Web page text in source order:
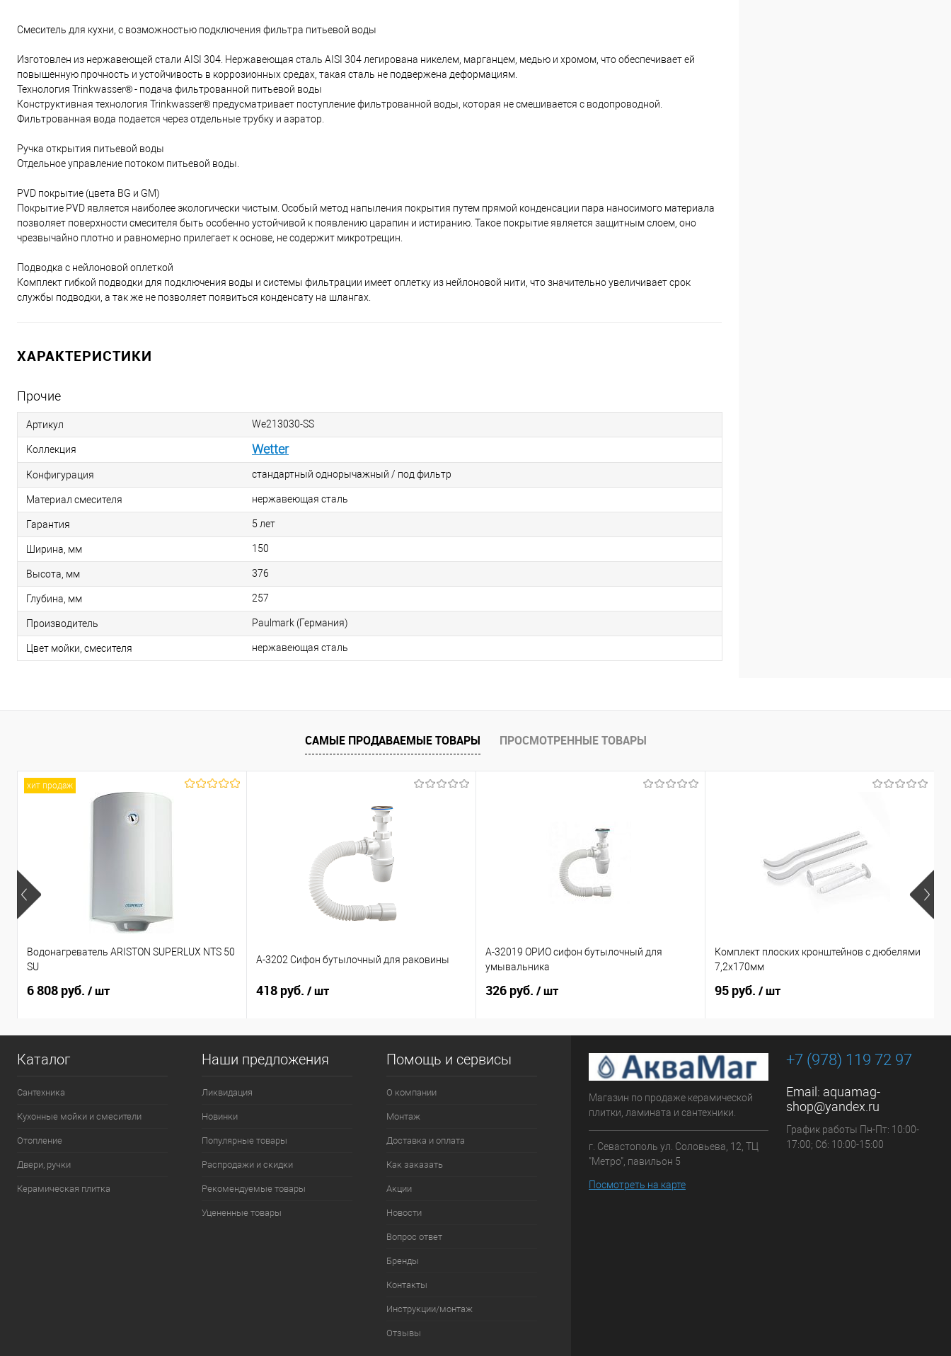
Смеситель для кухни, с возможностью подключения фильтра питьевой воды
Изготовлен из нержавеющей стали AISI 304. Нержавеющая сталь AISI 304 легирована никелем, марганцем, медью и хромом, что обеспечивает ей
повышенную прочность и устойчивость в коррозионных средах, такая сталь не подвержена деформациям.
Технология Trinkwasser® - подача фильтрованной питьевой воды
Конструктивная технология Trinkwasser® предусматривает поступление фильтрованной воды, которая не смешивается с водопроводной.
Фильтрованная вода подается через отдельные трубку и аэратор.
Ручка открытия питьевой воды
Отдельное управление потоком питьевой воды.
PVD покрытие (цвета BG и GM)
Покрытие PVD является наиболее экологически чистым. Особый метод напыления покрытия путем прямой конденсации пара наносимого материала
позволяет поверхности смесителя быть особенно устойчивой к появлению царапин и истиранию. Такое покрытие является защитным слоем, оно
чрезвычайно плотно и равномерно прилегает к основе, не содержит микротрещин.
Подводка с нейлоновой оплеткой
Комплект гибкой подводки для подключения воды и системы фильтрации имеет оплетку из нейлоновой нити, что значительно увеличивает срок
службы подводки, а так же не позволяет появиться конденсату на шлангах.
ХАРАКТЕРИСТИКИ
Прочие
Артикул We213030-SS
Коллекция Wetter
Конфигурация стандартный однорычажный / под фильтр
Материал смесителя нержавеющая сталь
Гарантия 5 лет
Ширина, мм 150
Высота, мм 376
Глубина, мм 257
Производитель Paulmark (Германия)
Цвет мойки, смесителя нержавеющая сталь
САМЫЕ ПРОДАВАЕМЫЕ ТОВАРЫ ПРОСМОТРЕННЫЕ ТОВАРЫ
хит продаж
Водонагреватель ARISTON SUPERLUX NTS 50
SU
6 808 руб. / шт
А-3202 Сифон бутылочный для раковины
418 руб. / шт
А-32019 ОРИО сифон бутылочный для
умывальника
326 руб. / шт
Комплект плоских кронштейнов с дюбелями
7,2х170мм
95 руб. / шт
Каталог
Сантехника
Кухонные мойки и смесители
Отопление
Двери, ручки
Керамическая плитка
Наши предложения
Ликвидация
Новинки
Популярные товары
Распродажи и скидки
Рекомендуемые товары
Уцененные товары
Помощь и сервисы
О компании
Монтаж
Доставка и оплата
Как заказать
Акции
Новости
Вопрос ответ
Бренды
Контакты
Инструкции/монтаж
Отзывы
Магазин по продаже керамической
плитки, ламината и сантехники.
г. Севастополь ул. Соловьева, 12, ТЦ
"Метро", павильон 5
Посмотреть на карте
+7 (978) 119 72 97
Email: aquamag-
shop@yandex.ru
График работы Пн-Пт: 10:00-
17:00; Сб: 10:00-15:00